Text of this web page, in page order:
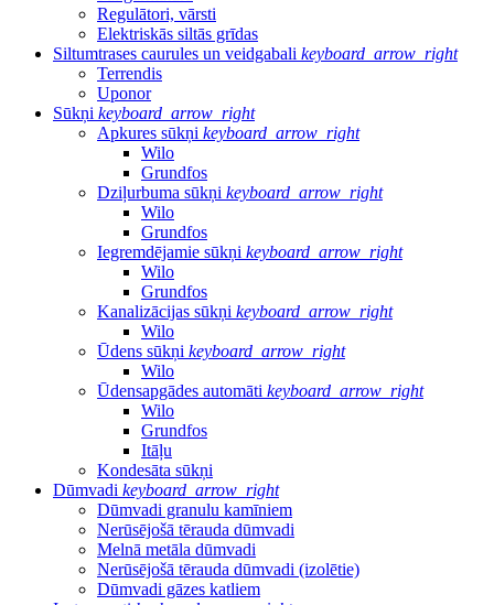
Regulātori, vārsti
Elektriskās siltās grīdas
Siltumtrases caurules un veidgabali keyboard_arrow_right
Terrendis
Uponor
Sūkņi keyboard_arrow_right
Apkures sūkņi keyboard_arrow_right
Wilo
Grundfos
Dziļurbuma sūkņi keyboard_arrow_right
Wilo
Grundfos
Iegremdējamie sūkņi keyboard_arrow_right
Wilo
Grundfos
Kanalizācijas sūkņi keyboard_arrow_right
Wilo
Ūdens sūkņi keyboard_arrow_right
Wilo
Ūdensapgādes automāti keyboard_arrow_right
Wilo
Grundfos
Itāļu
Kondesāta sūkņi
Dūmvadi keyboard_arrow_right
Dūmvadi granulu kamīniem
Nerūsējošā tērauda dūmvadi
Melnā metāla dūmvadi
Nerūsējošā tērauda dūmvadi (izolētie)
Dūmvadi gāzes katliem